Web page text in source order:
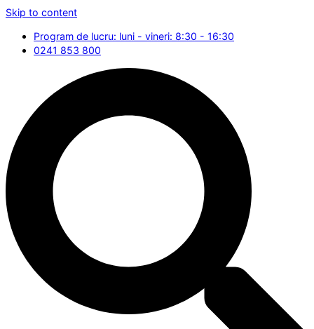
Skip to content
Program de lucru: luni - vineri: 8:30 - 16:30
0241 853 800